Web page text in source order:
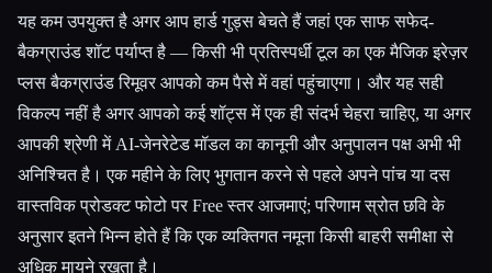
यह कम उपयुक्त है अगर आप हार्ड गुड्स बेचते हैं जहां एक साफ सफेद-
बैकग्राउंड शॉट पर्याप्त है — किसी भी प्रतिस्पर्धी टूल का एक मैजिक इरेज़र
प्लस बैकग्राउंड रिमूवर आपको कम पैसे में वहां पहुंचाएगा। और यह सही
विकल्प नहीं है अगर आपको कई शॉट्स में एक ही संदर्भ चेहरा चाहिए, या अगर
आपकी श्रेणी में AI-जेनरेटेड मॉडल का कानूनी और अनुपालन पक्ष अभी भी
अनिश्चित है। एक महीने के लिए भुगतान करने से पहले अपने पांच या दस
वास्तविक प्रोडक्ट फोटो पर Free स्तर आजमाएं; परिणाम स्रोत छवि के
अनुसार इतने भिन्न होते हैं कि एक व्यक्तिगत नमूना किसी बाहरी समीक्षा से
अधिक मायने रखता है।